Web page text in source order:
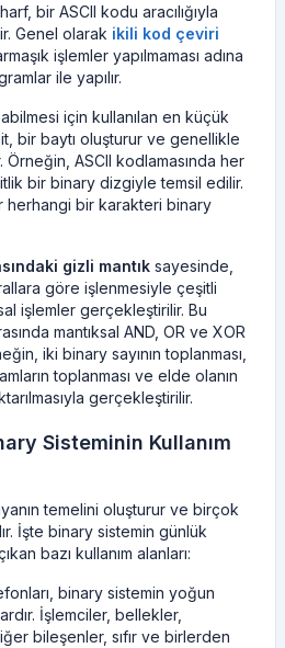
bir ASCII kodu aracılığıyla
Genel olarak ikili kod çeviri
işlemler yapılmaması adına
ile yapılır.
için kullanılan en küçük
bir baytı oluşturur ve genellikle
ASCII kodlamasında her
bir binary dizgiyle temsil edilir.
herhangi bir karakteri binary
gizli mantık sayesinde,
göre işlenmesiyle çeşitli
işlemler gerçekleştirilir. Bu
mantıksal AND, OR ve XOR
iki binary sayının toplanması,
toplanması ve elde olanın
gerçekleştirilir.
Sisteminin Kullanım
temelini oluşturur ve birçok
İşte binary sistemin günlük
bazı kullanım alanları:
binary sistemin yoğun
İşlemciler, bellekler,
bileşenler, sıfır ve birlerden